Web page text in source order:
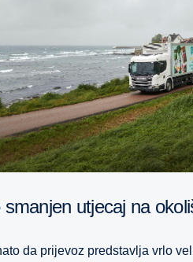
smanjen utjecaj na
da prijevoz predstavlja vrlo